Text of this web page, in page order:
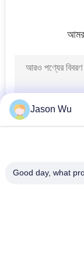
Jason Wu
Good day, what